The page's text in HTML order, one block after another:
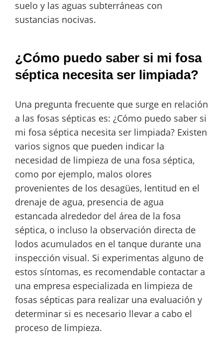
suelo y las aguas subterráneas con
sustancias nocivas.
¿Cómo puedo saber si mi fosa
séptica necesita ser limpiada?
Una pregunta frecuente que surge en relación
a las fosas sépticas es: ¿Cómo puedo saber si
mi fosa séptica necesita ser limpiada? Existen
varios signos que pueden indicar la
necesidad de limpieza de una fosa séptica,
como por ejemplo, malos olores
provenientes de los desagües, lentitud en el
drenaje de agua, presencia de agua
estancada alrededor del área de la fosa
séptica, o incluso la observación directa de
lodos acumulados en el tanque durante una
inspección visual. Si experimentas alguno de
estos síntomas, es recomendable contactar a
una empresa especializada en limpieza de
fosas sépticas para realizar una evaluación y
determinar si es necesario llevar a cabo el
proceso de limpieza.